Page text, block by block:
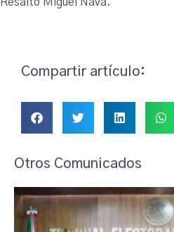
Compartir artículo:
Otros Comunicados